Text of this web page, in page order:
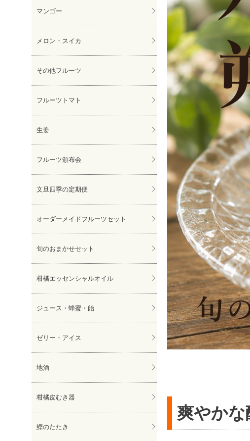
マンゴー
メロン・スイカ
その他フルーツ
フルーツトマト
生姜
フルーツ頒布会
文旦四季の定期便
オーダーメイドフルーツセット
旬のおまかせセット
柑橘エッセンシャルオイル
ジュース・蜂蜜・飴
ゼリー・アイス
地酒
柑橘皮むき器
鰹のたたき
爽やかな